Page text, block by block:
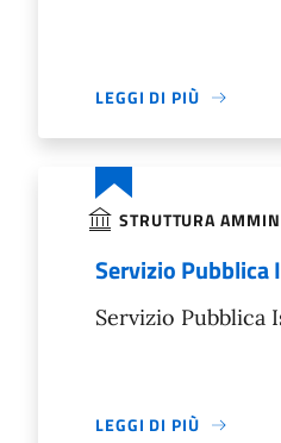
LEGGI DI PIÙ
STRUTTURA
Servizio Pubblica
Servizio Pubblica
LEGGI DI PIÙ